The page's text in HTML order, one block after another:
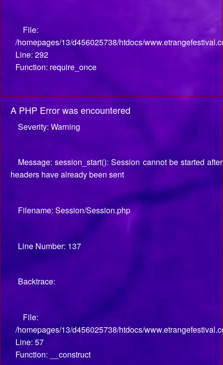
File:
/homepages/13/d456025738/htdocs/
Line: 292
Function: require_once
A PHP Error was encountered
Severity: Warning
Message: session_start(): Session cannot be started after
headers have already been sent
Filename: Session/Session.php
Line Number: 137
Backtrace:
File:
/homepages/13/d456025738/htdocs/
Line: 57
Function: __construct